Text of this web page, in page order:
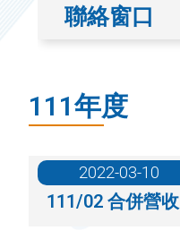
聯絡窗口
111年度
111/02 合併營收
2022-03-10